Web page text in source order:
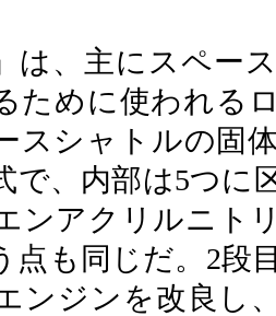
は、主にスペー
ために使われる
スシャトルの固
で、内部は5つに
ンアクリルニト
点も同じだ。2段
ンジンを改良し